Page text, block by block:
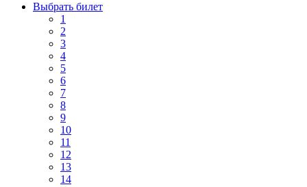
Выбрать билет
1
2
3
4
5
6
7
8
9
10
11
12
13
14